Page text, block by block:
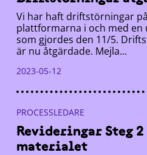
Vi har haft driftstörningar på
plattformarna i och med en
som gjordes den 11/5.
är nu åtgärdade. Mejla...
2023-05-12
PROCESSLEDARE
Revideringar Steg 2
materialet